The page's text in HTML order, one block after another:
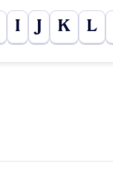
I K L